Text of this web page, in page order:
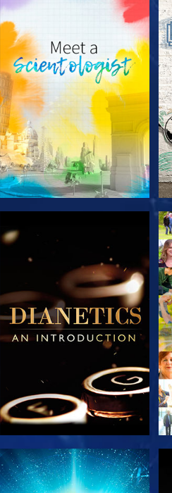
DÉCOUVRIR LES SÉRIES
REGARDER